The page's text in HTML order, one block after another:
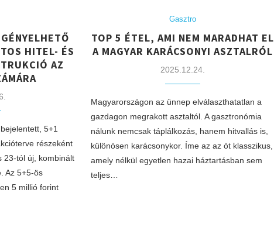
HITEL- ÉS
AZ
5+1
részeként
23-tól új, kombinált
Az 5+5-ös
5 millió forint
Gasztro
TOP 5 ÉTEL, AMI NEM MARADHAT EL
A MAGYAR KARÁCSONYI ASZTALRÓL
2025.12.24.
Magyarországon az ünnep elválaszthatatlan a
gazdagon megrakott asztaltól. A gasztronómia
nálunk nemcsak táplálkozás, hanem hitvallás is,
különösen karácsonykor. Íme az az öt klasszikus,
amely nélkül egyetlen hazai háztartásban sem
teljes…